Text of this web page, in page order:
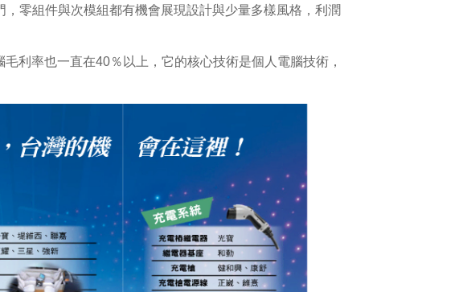
零組件與次模組都有機會展現設計與少量多樣風格，利潤
利率也一直在40％以上，它的核心技術是個人電腦技術，